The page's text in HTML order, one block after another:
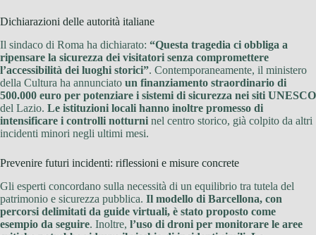
Dichiarazioni delle autorità italiane
Il sindaco di Roma ha dichiarato: “Questa tragedia ci obbliga a
ripensare la sicurezza dei visitatori senza compromettere
l’accessibilità dei luoghi storici”. Contemporaneamente, il ministero
della Cultura ha annunciato un finanziamento straordinario di
500.000 euro per potenziare i sistemi di sicurezza nei siti UNESCO
del Lazio. Le istituzioni locali hanno inoltre promesso di
intensificare i controlli notturni nel centro storico, già colpito da altri
incidenti minori negli ultimi mesi.
Prevenire futuri incidenti: riflessioni e misure concrete
Gli esperti concordano sulla necessità di un equilibrio tra tutela del
patrimonio e sicurezza pubblica. Il modello di Barcellona, con
percorsi delimitati da guide virtuali, è stato proposto come
esempio da seguire. Inoltre, l’uso di droni per monitorare le aree